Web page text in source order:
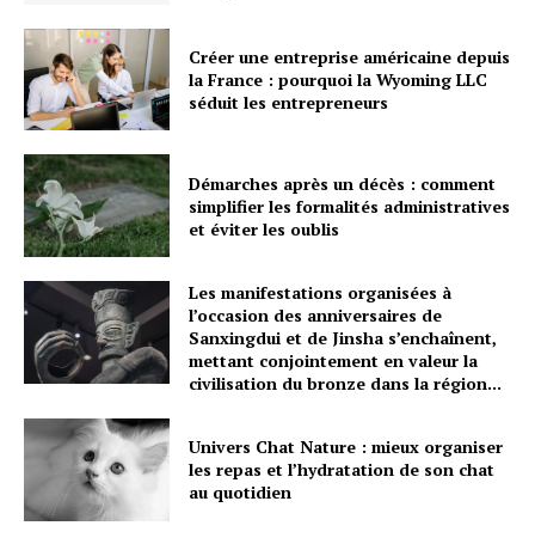
Créer une entreprise américaine depuis
la France : pourquoi la Wyoming LLC
séduit les entrepreneurs
Démarches après un décès : comment
simplifier les formalités administratives
et éviter les oublis
Les manifestations organisées à
l’occasion des anniversaires de
Sanxingdui et de Jinsha s’enchaînent,
mettant conjointement en valeur la
civilisation du bronze dans la région...
Univers Chat Nature : mieux organiser
les repas et l’hydratation de son chat
au quotidien